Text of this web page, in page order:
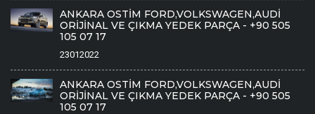
ANKARA OSTİM FORD,VOLKSWAGEN,AUDİ
ORİJİNAL VE ÇIKMA YEDEK PARÇA - +90 505
105 07 17
23012022
ANKARA OSTİM FORD,VOLKSWAGEN,AUDİ
ORİJİNAL VE ÇIKMA YEDEK PARÇA - +90 505
105 07 17